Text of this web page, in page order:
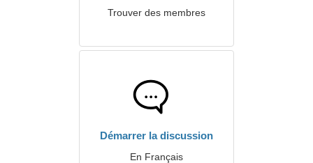
Trouver des membres
Démarrer la discussion
En Français